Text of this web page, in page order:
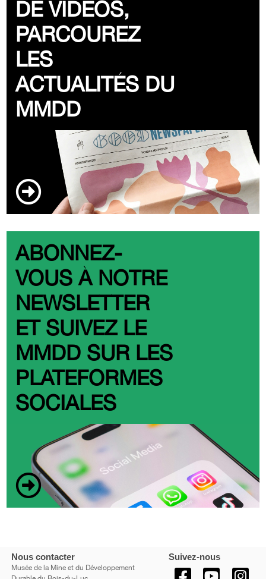
DE VIDÉOS,
PARCOUREZ
LES
ACTUALITÉS DU
MMDD
ABONNEZ-
VOUS À NOTRE
NEWSLETTER
ET SUIVEZ LE
MMDD SUR LES
PLATEFORMES
SOCIALES
Nous contacter
Musée de la Mine et du Développement
Suivez-nous